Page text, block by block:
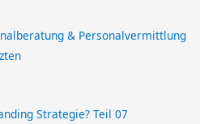
& Personalvermittlung